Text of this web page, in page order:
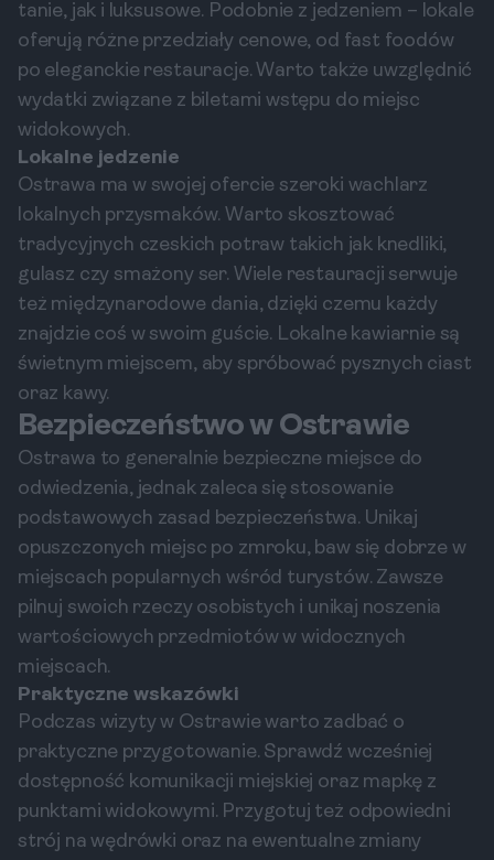
tanie, jak i luksusowe. Podobnie z jedzeniem – lokale
oferują różne przedziały cenowe, od fast foodów
po eleganckie restauracje. Warto także uwzględnić
wydatki związane z biletami wstępu do miejsc
widokowych.
Lokalne jedzenie
Ostrawa ma w swojej ofercie szeroki wachlarz
lokalnych przysmaków. Warto skosztować
tradycyjnych czeskich potraw takich jak knedliki,
gulasz czy smażony ser. Wiele restauracji serwuje
też międzynarodowe dania, dzięki czemu każdy
znajdzie coś w swoim guście. Lokalne kawiarnie są
świetnym miejscem, aby spróbować pysznych ciast
oraz kawy.
Bezpieczeństwo w Ostrawie
Ostrawa to generalnie bezpieczne miejsce do
odwiedzenia, jednak zaleca się stosowanie
podstawowych zasad bezpieczeństwa. Unikaj
opuszczonych miejsc po zmroku, baw się dobrze w
miejscach popularnych wśród turystów. Zawsze
pilnuj swoich rzeczy osobistych i unikaj noszenia
wartościowych przedmiotów w widocznych
miejscach.
Praktyczne wskazówki
Podczas wizyty w Ostrawie warto zadbać o
praktyczne przygotowanie. Sprawdź wcześniej
dostępność komunikacji miejskiej oraz mapkę z
punktami widokowymi. Przygotuj też odpowiedni
strój na wędrówki oraz na ewentualne zmiany